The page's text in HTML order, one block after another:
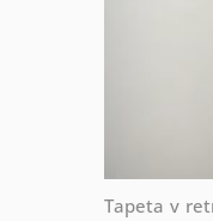
Tapeta v